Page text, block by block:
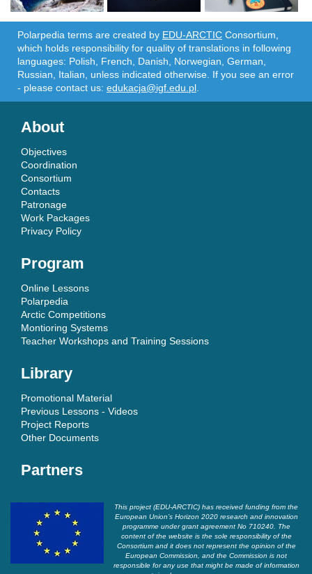
Polarpedia terms are created by EDU-ARCTIC Consortium,
which holds responsibility for quality of translations in following
languages: Polish, French, Danish, Norwegian, German,
Russian, Italian, unless indicated otherwise. If you see an error
- please contact us: edukacja@igf.edu.pl
About
Objectives
Coordination
Consortium
Contacts
Patronage
Work Packages
Privacy Policy
Program
Online Lessons
Polarpedia
Arctic Competitions
Montioring Systems
Teacher Workshops and Training Sessions
Library
Promotional Material
Previous Lessons - Videos
Project Reports
Other Documents
Partners
This project (EDU-ARCTIC) has received funding from the
European Union’s Horizon 2020 research and innovation
programme under grant agreement No 710240. The
content of the website is the sole responsibility of the
Consortium and it does not represent the opinion of the
European Commission, and the Commission is not
responsible for any use that might be made of information